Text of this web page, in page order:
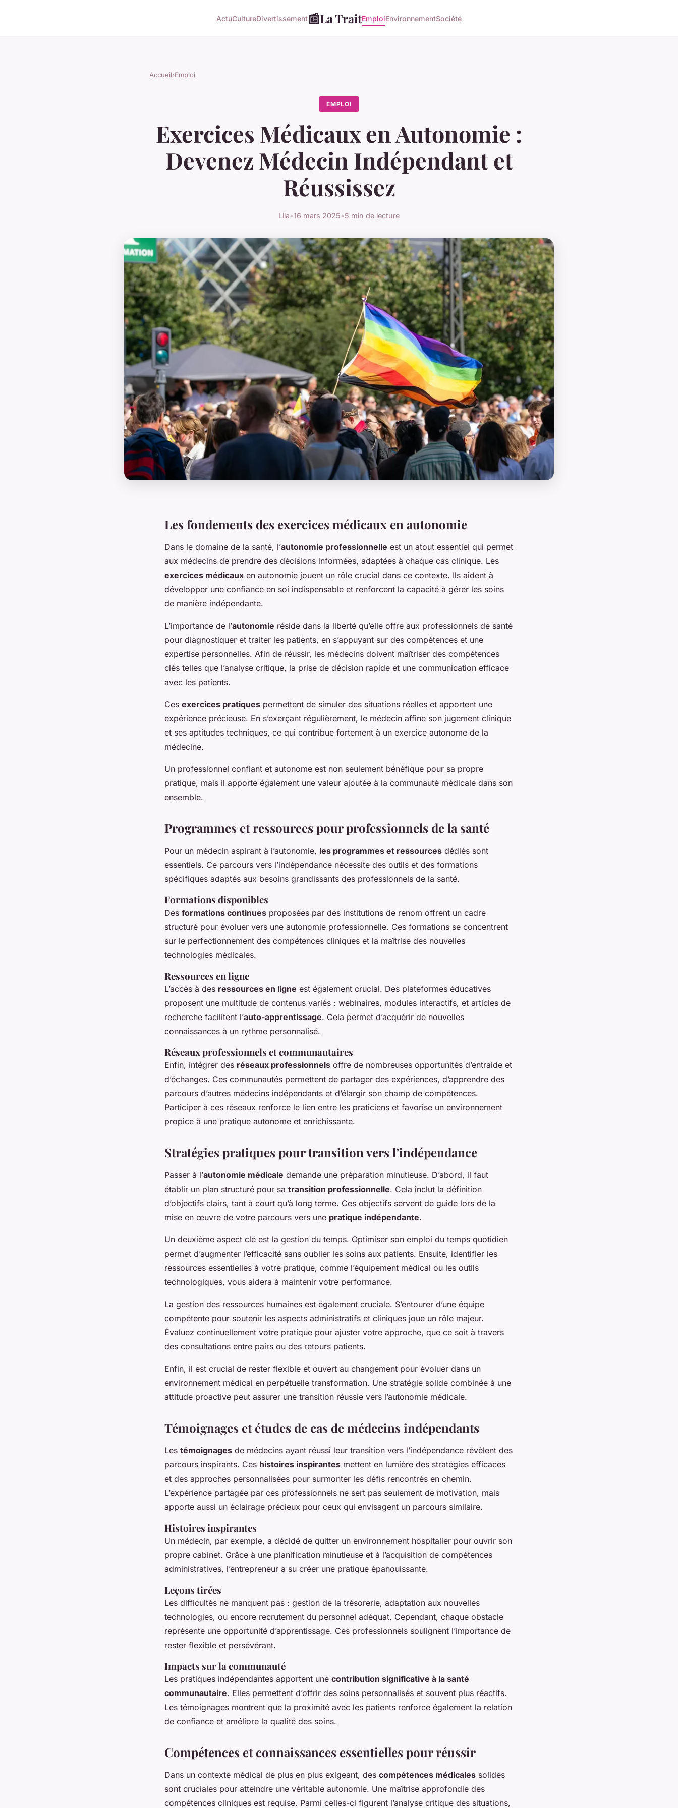
ActuCultureDivertissement📰La TraitEmploiEnvironnementSociété
Accueil›Emploi
EMPLOI
Exercices Médicaux en Autonomie :
Devenez Médecin Indépendant et
Réussissez
Lila•16 mars 2025•5 min de lecture
Les fondements des exercices médicaux en autonomie
Dans le domaine de la santé, l’autonomie professionnelle est un atout essentiel qui permet
aux médecins de prendre des décisions informées, adaptées à chaque cas clinique. Les
exercices médicaux en autonomie jouent un rôle crucial dans ce contexte. Ils aident à
développer une confiance en soi indispensable et renforcent la capacité à gérer les soins
de manière indépendante.
L’importance de l’autonomie réside dans la liberté qu’elle offre aux professionnels de santé
pour diagnostiquer et traiter les patients, en s’appuyant sur des compétences et une
expertise personnelles. Afin de réussir, les médecins doivent maîtriser des compétences
clés telles que l’analyse critique, la prise de décision rapide et une communication efficace
avec les patients.
Ces exercices pratiques permettent de simuler des situations réelles et apportent une
expérience précieuse. En s’exerçant régulièrement, le médecin affine son jugement clinique
et ses aptitudes techniques, ce qui contribue fortement à un exercice autonome de la
médecine.
Un professionnel confiant et autonome est non seulement bénéfique pour sa propre
pratique, mais il apporte également une valeur ajoutée à la communauté médicale dans son
ensemble.
Programmes et ressources pour professionnels de la santé
Pour un médecin aspirant à l’autonomie, les programmes et ressources dédiés sont
essentiels. Ce parcours vers l’indépendance nécessite des outils et des formations
spécifiques adaptés aux besoins grandissants des professionnels de la santé.
Formations disponibles
Des formations continues proposées par des institutions de renom offrent un cadre
structuré pour évoluer vers une autonomie professionnelle. Ces formations se concentrent
sur le perfectionnement des compétences cliniques et la maîtrise des nouvelles
technologies médicales.
Ressources en ligne
L’accès à des ressources en ligne est également crucial. Des plateformes éducatives
proposent une multitude de contenus variés : webinaires, modules interactifs, et articles de
recherche facilitent l’auto-apprentissage. Cela permet d’acquérir de nouvelles
connaissances à un rythme personnalisé.
Réseaux professionnels et communautaires
Enfin, intégrer des réseaux professionnels offre de nombreuses opportunités d’entraide et
d’échanges. Ces communautés permettent de partager des expériences, d’apprendre des
parcours d’autres médecins indépendants et d’élargir son champ de compétences.
Participer à ces réseaux renforce le lien entre les praticiens et favorise un environnement
propice à une pratique autonome et enrichissante.
Stratégies pratiques pour transition vers l’indépendance
Passer à l’autonomie médicale demande une préparation minutieuse. D’abord, il faut
établir un plan structuré pour sa transition professionnelle. Cela inclut la définition
d’objectifs clairs, tant à court qu’à long terme. Ces objectifs servent de guide lors de la
mise en œuvre de votre parcours vers une pratique indépendante.
Un deuxième aspect clé est la gestion du temps. Optimiser son emploi du temps quotidien
permet d’augmenter l’efficacité sans oublier les soins aux patients. Ensuite, identifier les
ressources essentielles à votre pratique, comme l’équipement médical ou les outils
technologiques, vous aidera à maintenir votre performance.
La gestion des ressources humaines est également cruciale. S’entourer d’une équipe
compétente pour soutenir les aspects administratifs et cliniques joue un rôle majeur.
Évaluez continuellement votre pratique pour ajuster votre approche, que ce soit à travers
des consultations entre pairs ou des retours patients.
Enfin, il est crucial de rester flexible et ouvert au changement pour évoluer dans un
environnement médical en perpétuelle transformation. Une stratégie solide combinée à une
attitude proactive peut assurer une transition réussie vers l’autonomie médicale.
Témoignages et études de cas de médecins indépendants
Les témoignages de médecins ayant réussi leur transition vers l’indépendance révèlent des
parcours inspirants. Ces histoires inspirantes mettent en lumière des stratégies efficaces
et des approches personnalisées pour surmonter les défis rencontrés en chemin.
L’expérience partagée par ces professionnels ne sert pas seulement de motivation, mais
apporte aussi un éclairage précieux pour ceux qui envisagent un parcours similaire.
Histoires inspirantes
Un médecin, par exemple, a décidé de quitter un environnement hospitalier pour ouvrir son
propre cabinet. Grâce à une planification minutieuse et à l’acquisition de compétences
administratives, l’entrepreneur a su créer une pratique épanouissante.
Leçons tirées
Les difficultés ne manquent pas : gestion de la trésorerie, adaptation aux nouvelles
technologies, ou encore recrutement du personnel adéquat. Cependant, chaque obstacle
représente une opportunité d’apprentissage. Ces professionnels soulignent l’importance de
rester flexible et persévérant.
Impacts sur la communauté
Les pratiques indépendantes apportent une contribution significative à la santé
communautaire. Elles permettent d’offrir des soins personnalisés et souvent plus réactifs.
Les témoignages montrent que la proximité avec les patients renforce également la relation
de confiance et améliore la qualité des soins.
Compétences et connaissances essentielles pour réussir
Dans un contexte médical de plus en plus exigeant, des compétences médicales solides
sont cruciales pour atteindre une véritable autonomie. Une maîtrise approfondie des
compétences cliniques est requise. Parmi celles-ci figurent l’analyse critique des situations,